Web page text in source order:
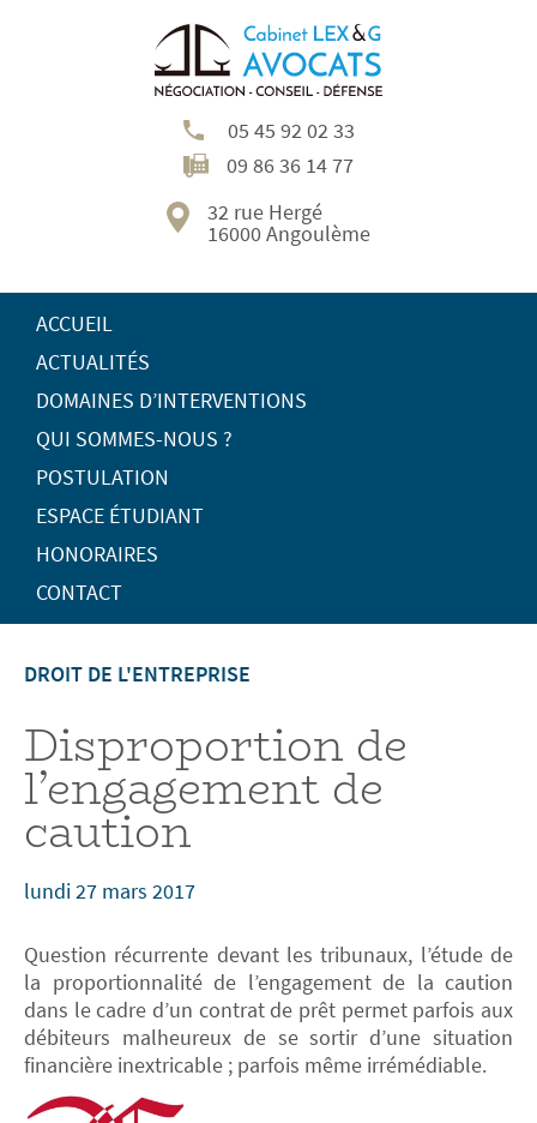
05 45 92 02 33
09 86 36 14 77
32 rue Hergé
16000 Angoulème
ACCUEIL
ACTUALITÉS
DOMAINES D’INTERVENTIONS
QUI SOMMES-NOUS ?
POSTULATION
ESPACE ÉTUDIANT
HONORAIRES
CONTACT
DROIT DE L'ENTREPRISE
Disproportion de
l’engagement de
caution
lundi 27 mars 2017
Question récurrente devant les tribunaux, l’étude de
la proportionnalité de l’engagement de la caution
dans le cadre d’un contrat de prêt permet parfois aux
débiteurs malheureux de se sortir d’une situation
financière inextricable ; parfois même irrémédiable.